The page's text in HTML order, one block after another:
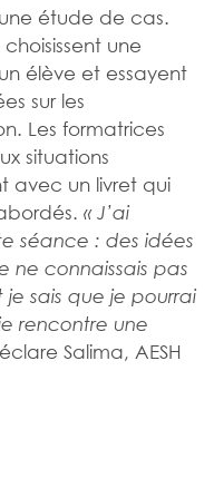
étude de cas.
une
élève et essayent
sur les
Les formatrices
situations
avec un livret qui
« J’ai
séance : des idées
ne connaissais pas
sais que je pourrai
rencontre une
Salima, AESH